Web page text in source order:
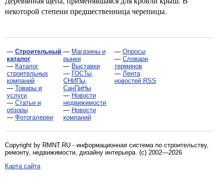
некоторой степени предшественница черепицы.
— Строительный
каталог
— Каталог
строительных
компаний
— Товары и
услуги
— Статьи и
обзоры
— Фотогалереи
— Магазины и
рынки
— Выставки
— ГОСТы,
СНИПы,
СанПиНы
— Новости
недвижимости
— Новости
компаний
— Опросы
— Словари
терминов
— Лента
новостей RSS
Copyright by RMNT.RU - информационная система по строительству,
ремонту, недвижимости, дизайну интерьера. (c) 2002—2026
Карта сайта